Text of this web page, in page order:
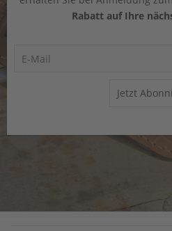
Rabatt auf Ihre
Jetzt